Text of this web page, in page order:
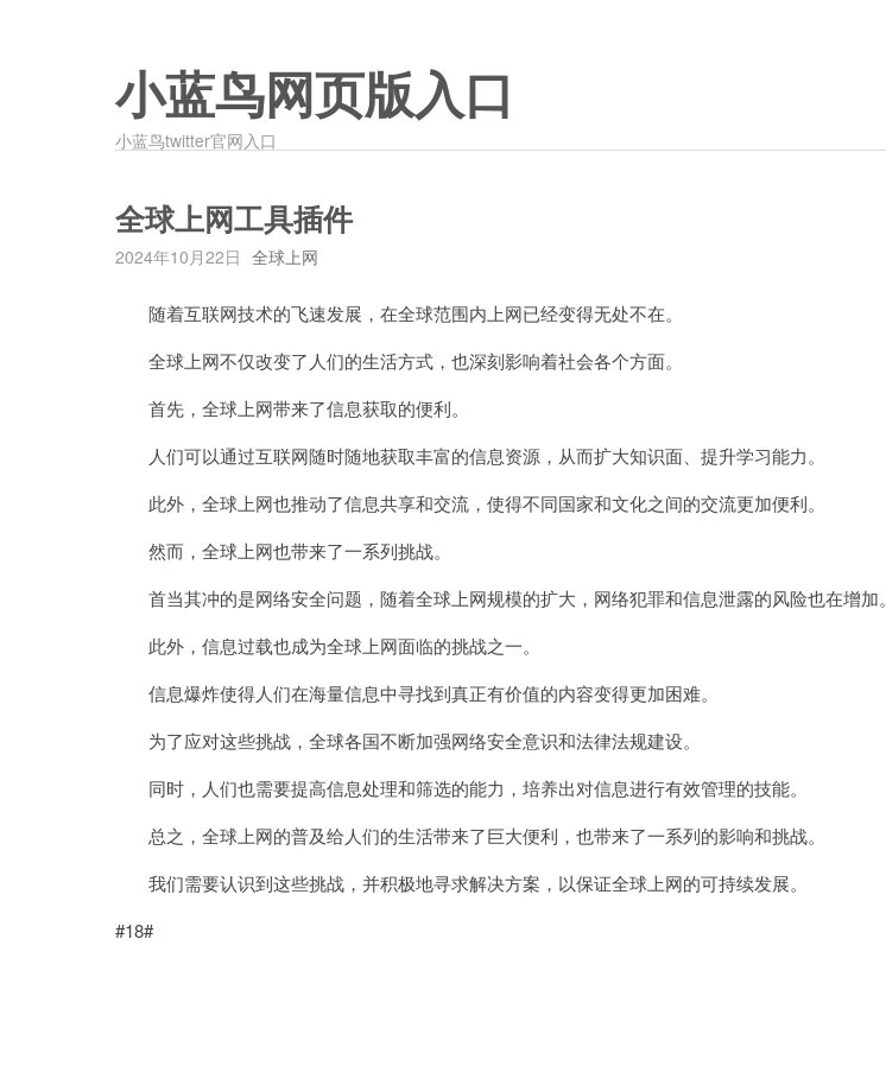
小蓝鸟网页版入口
小蓝鸟twitter官网入口
全球上网工具插件
2024年10月22日 全球上网
随着互联网技术的飞速发展，在全球范围内上网已经变得无处不在。
全球上网不仅改变了人们的生活方式，也深刻影响着社会各个方面。
首先，全球上网带来了信息获取的便利。
人们可以通过互联网随时随地获取丰富的信息资源，从而扩大知识面、提升学习能力。
此外，全球上网也推动了信息共享和交流，使得不同国家和文化之间的交流更加便利。
然而，全球上网也带来了一系列挑战。
首当其冲的是网络安全问题，随着全球上网规模的扩大，网络犯罪和信息泄露的风险也在增加。
此外，信息过载也成为全球上网面临的挑战之一。
信息爆炸使得人们在海量信息中寻找到真正有价值的内容变得更加困难。
为了应对这些挑战，全球各国不断加强网络安全意识和法律法规建设。
同时，人们也需要提高信息处理和筛选的能力，培养出对信息进行有效管理的技能。
总之，全球上网的普及给人们的生活带来了巨大便利，也带来了一系列的影响和挑战。
我们需要认识到这些挑战，并积极地寻求解决方案，以保证全球上网的可持续发展。
#18#